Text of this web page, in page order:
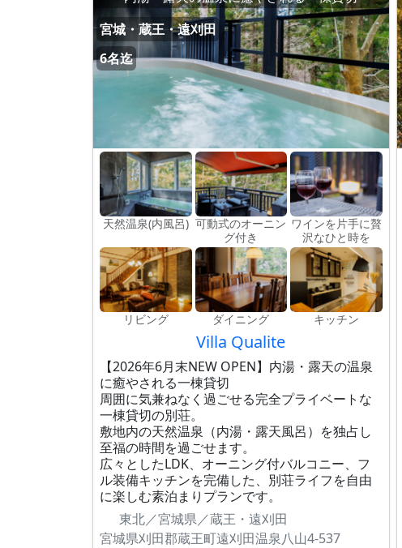
宮城・蔵王・遠刈田
6名迄
天然温泉(内風呂) 可動式のオーニン
グ付き
ワインを片手に贅
沢なひと時を
リビング ダイニング キッチン
Villa Qualite
【2026年6月末NEW OPEN】内湯・露天の温泉
に癒やされる一棟貸切
周囲に気兼ねなく過ごせる完全プライベートな
一棟貸切の別荘。
敷地内の天然温泉（内湯・露天風呂）を独占し
至福の時間を過ごせます。
広々としたLDK、オーニング付バルコニー、フ
ル装備キッチンを完備した、別荘ライフを自由
に楽しむ素泊まりプランです。
東北／宮城県／蔵王・遠刈田
宮城県刈田郡蔵王町遠刈田温泉八山4-537